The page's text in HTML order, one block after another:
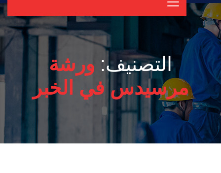
التصنيف: ورشة
مرسيدس في الخبر